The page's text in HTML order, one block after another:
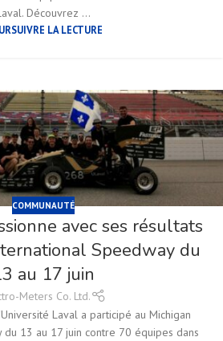
Découvrez ...
LA LECTURE
COMMUNAUTÉ
avec ses résultats
Speedway du
au 17 juin
Meters Co. Ltd.
Laval a participé au Michigan
13 au 17 juin contre 70 équipes dans